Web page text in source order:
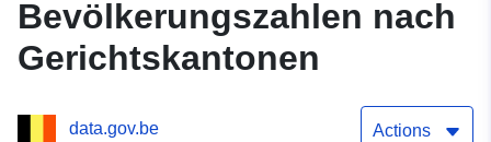
Bevölkerungszahlen nach
Gerichtskantonen
data.gov.be Actions